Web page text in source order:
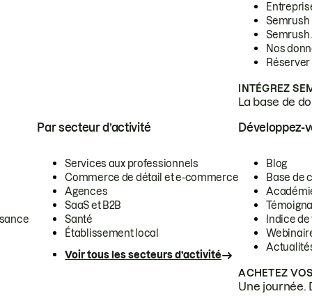
Semrush
Semrush
Nos
INTÉGREZ
La base de
Par secteur d’activité
Services aux professionnels
Commerce de détail et e-commerce
Agences
SaaS et B2B
Santé
Établissement local
Voir tous les secteurs d’activité
Développez-
Blog
Base de
Indice
ACHETEZ
Une journée.